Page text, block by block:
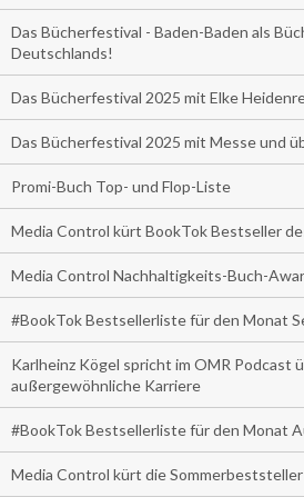
Das Bücherfestival - Baden-Baden als
Deutschlands!
Das Bücherfestival 2025 mit Elke
Das Bücherfestival 2025 mit Messe und
Promi-Buch Top- und Flop-Liste
Media Control kürt BookTok Bestseller
Media Control Nachhaltigkeits-Buch-
#BookTok Bestsellerliste für den Monat
Karlheinz Kögel spricht im OMR Podcast
außergewöhnliche Karriere
#BookTok Bestsellerliste für den Monat
Media Control kürt die